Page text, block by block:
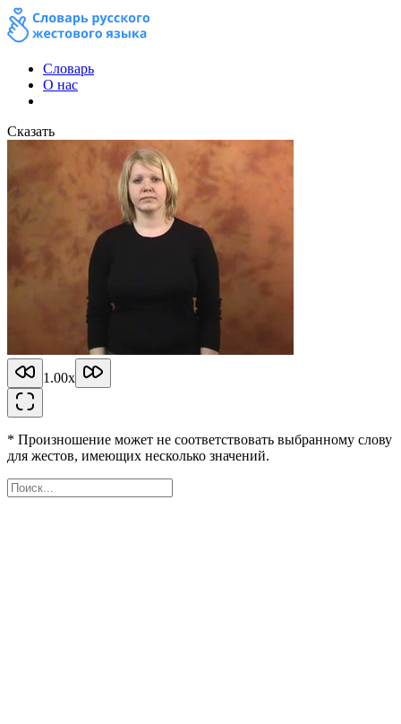
Словарь
О нас
Сказать
1.00x
* Произношение может не соответствовать выбранному слову
для жестов, имеющих несколько значений.